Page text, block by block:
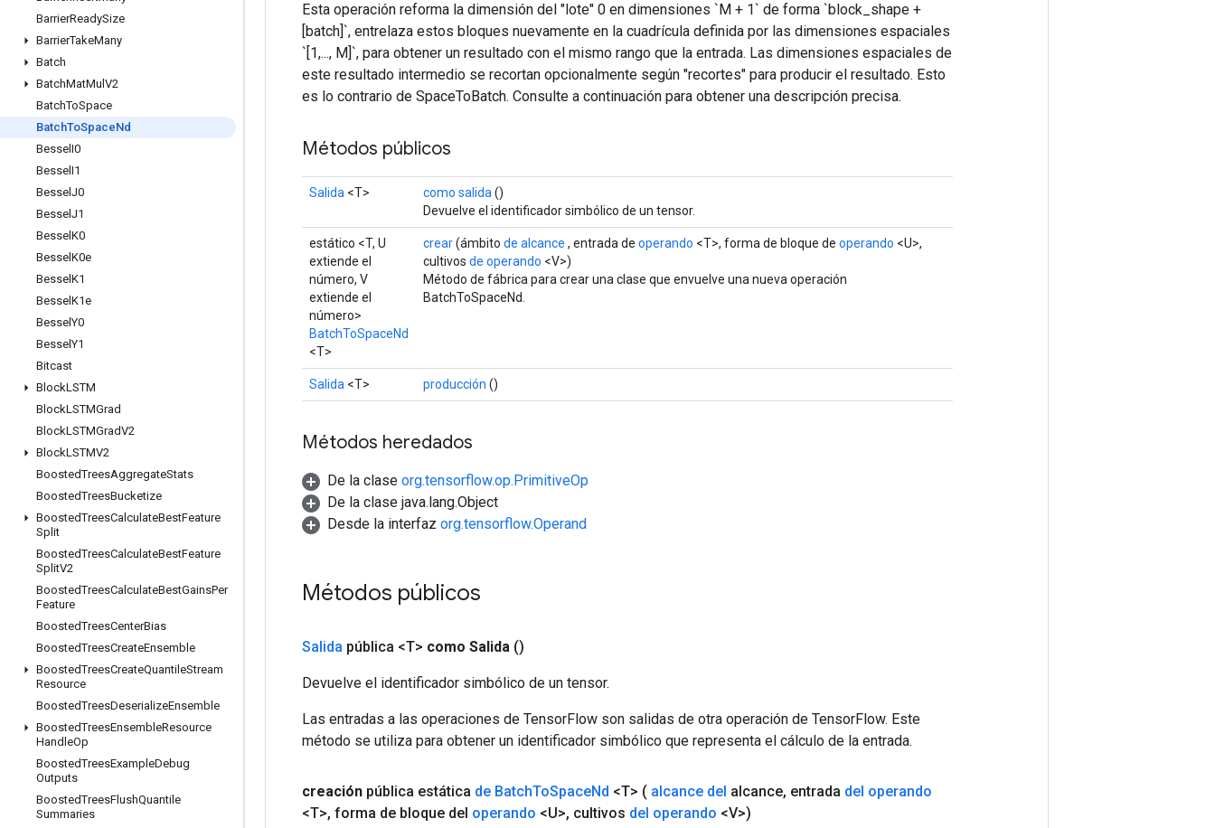
BarrierReadySize
BarrierTakeMany
Batch
BatchMatMul V2
BatchToSpace
BatchToSpaceNd
Bessel I0
Bessel I1
Bessel J0
Bessel J1
Bessel K0
Bessel K0e
Bessel K1
Bessel K1e
BesselY0
BesselY1
Bitcast
BlockLSTM
BlockLSTMGrad
BlockLSTMGradV2
BlockLSTMV2
BoostedTreesAggregateStats
BoostedTreesBucketize
BoostedTreesCalculateBestFeature
Split
BoostedTreesCalculateBestFeature
SplitV2
BoostedTreesCalculateBestGainsPer
Feature
BoostedTreesCenterBias
BoostedTreesCreateEnsemble
BoostedTreesCreateQuantileStream
Resource
BoostedTreesDeserializeEnsemble
BoostedTreesEnsembleResource
HandleOp
BoostedTreesExampleDebug
Outputs
BoostedTreesFlushQuantile
Summaries
Esta operación reforma la dimensión del "lote" 0 en dimensiones `M + 1` de forma `block_shape +
[batch]`, entrelaza estos bloques nuevamente en la cuadrícula definida por las dimensiones espaciales
`[1,..., M]`, para obtener un resultado con el mismo rango que la entrada. Las dimensiones espaciales de
este resultado intermedio se recortan opcionalmente según "recortes" para producir el resultado. Esto
es lo contrario de SpaceToBatch. Consulte a continuación para obtener una descripción precisa.
Métodos públicos
Salida <T> como salida ()
Devuelve el identificador simbólico de un tensor.
estático <T, U
extiende el
número, V
extiende el
número>
BatchToSpaceNd
<T>
crear(ámbito de alcance , entrada de operando <T>, forma de bloque de operando <U>,
cultivos de operando <V>)
Método de fábrica para crear una clase que envuelve una nueva operación
BatchToSpaceNd.
Salida <T> producción ()
Métodos heredados
De la clase org.tensorflow.op.PrimitiveOp
De la clase java.lang.Object
Desde la interfaz org.tensorflow.Operand
Métodos públicos
Salida pública <T> como Salida ()
Devuelve el identificador simbólico de un tensor.
Las entradas a las operaciones de TensorFlow son salidas de otra operación de TensorFlow. Este
método se utiliza para obtener un identificador simbólico que representa el cálculo de la entrada.
creación pública estática de BatchToSpaceNd <T> ( alcance del alcance, entrada del operando
<T>, forma de bloque del operando <U>, cultivos del operando <V>)